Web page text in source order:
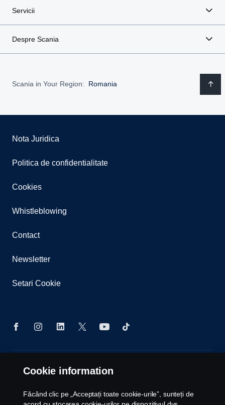
Servicii
Despre Scania
Scania in Your Region: Romania
Nota Juridica
Politica de confidentialitate
Cookies
Whistleblowing
Contact
Newsletter
Setari Cookie
© Copyright Scania 2026 All rights reserved. Scania
Cookie information
Făcând clic pe „Acceptați toate cookie-urile”, sunteți de